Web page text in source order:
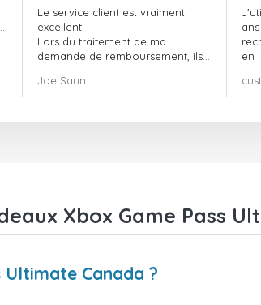
Le service client est vraiment
excellent.
Lors du traitement de ma
demande de remboursement, ils
professionnalisme et de rapidité,
Joe Saun
en
Xbox Game Pass
Ultimate Canada ?